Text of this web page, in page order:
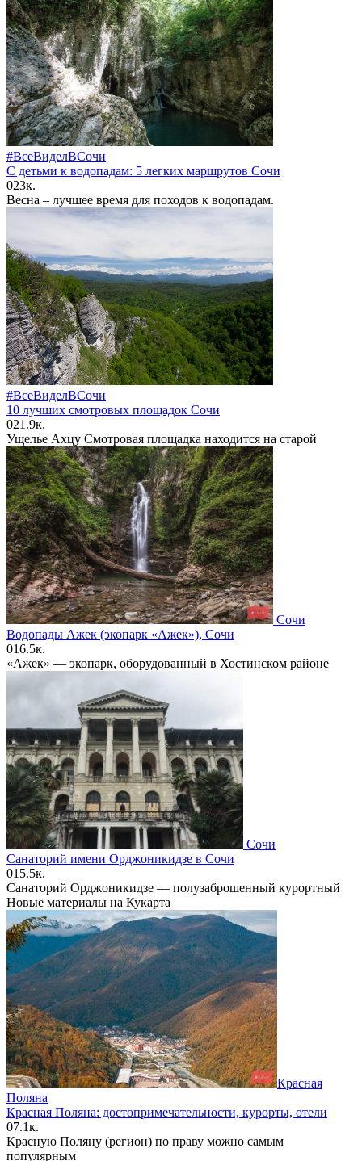
#ВсеВиделВСочи
С детьми к водопадам: 5 легких маршрутов Сочи
023к.
Весна – лучшее время для походов к водопадам.
#ВсеВиделВСочи
10 лучших смотровых площадок Сочи
021.9к.
Ущелье Ахцу Смотровая площадка находится на старой
Сочи
Водопады Ажек (экопарк «Ажек»), Сочи
016.5к.
«Ажек» — экопарк, оборудованный в Хостинском районе
Сочи
Санаторий имени Орджоникидзе в Сочи
015.5к.
Санаторий Орджоникидзе — полузаброшенный курортный
Новые материалы на Кукарта
Красная
Поляна
Красная Поляна: достопримечательности, курорты, отели
07.1к.
Красную Поляну (регион) по праву можно самым
популярным